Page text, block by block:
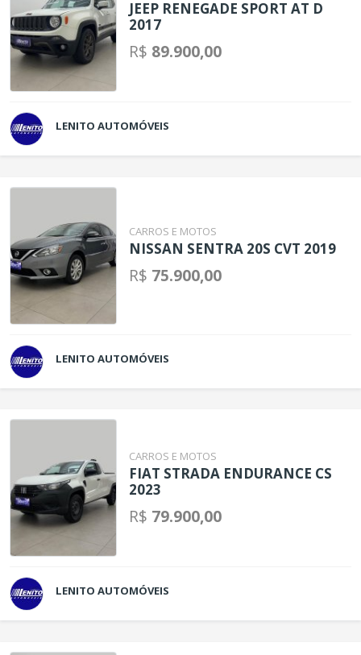
JEEP RENEGADE SPORT AT D
2017
R$ 89.900,00
LENITO AUTOMÓVEIS
CARROS E MOTOS
NISSAN SENTRA 20S CVT 2019
R$ 75.900,00
LENITO AUTOMÓVEIS
CARROS E MOTOS
FIAT STRADA ENDURANCE CS
2023
R$ 79.900,00
LENITO AUTOMÓVEIS